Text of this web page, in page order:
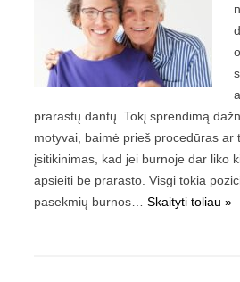
prarastų dantų. Tokį sprendimą
motyvai, baimė prieš procedūras ar
įsitikinimas, kad jei burnoje dar liko
apsieiti be prarasto. Visgi tokia
pasekmių burnos… Skaityti toliau »